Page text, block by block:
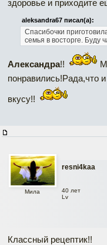
здоровье и приходите
aleksandra67 писал(а):
Спасибочки
семья в восторге. Буду
Александра!!
понравились!Рада,что
вкусу!!
resni4kaa
Мила
40 лет
Lv
Классный рецептик!!